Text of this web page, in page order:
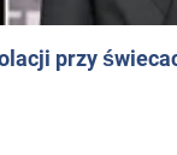
przy